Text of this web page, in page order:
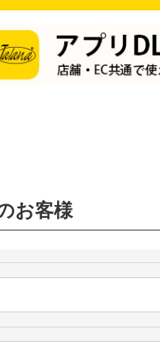
お客様